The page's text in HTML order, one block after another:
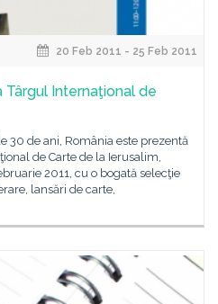
20 Feb 2011 - 25 Feb 2011
Internaţional de
30 de ani, România este prezentă
de Carte de la Ierusalim,
2011, cu o bogată selecţie
lansări de carte,